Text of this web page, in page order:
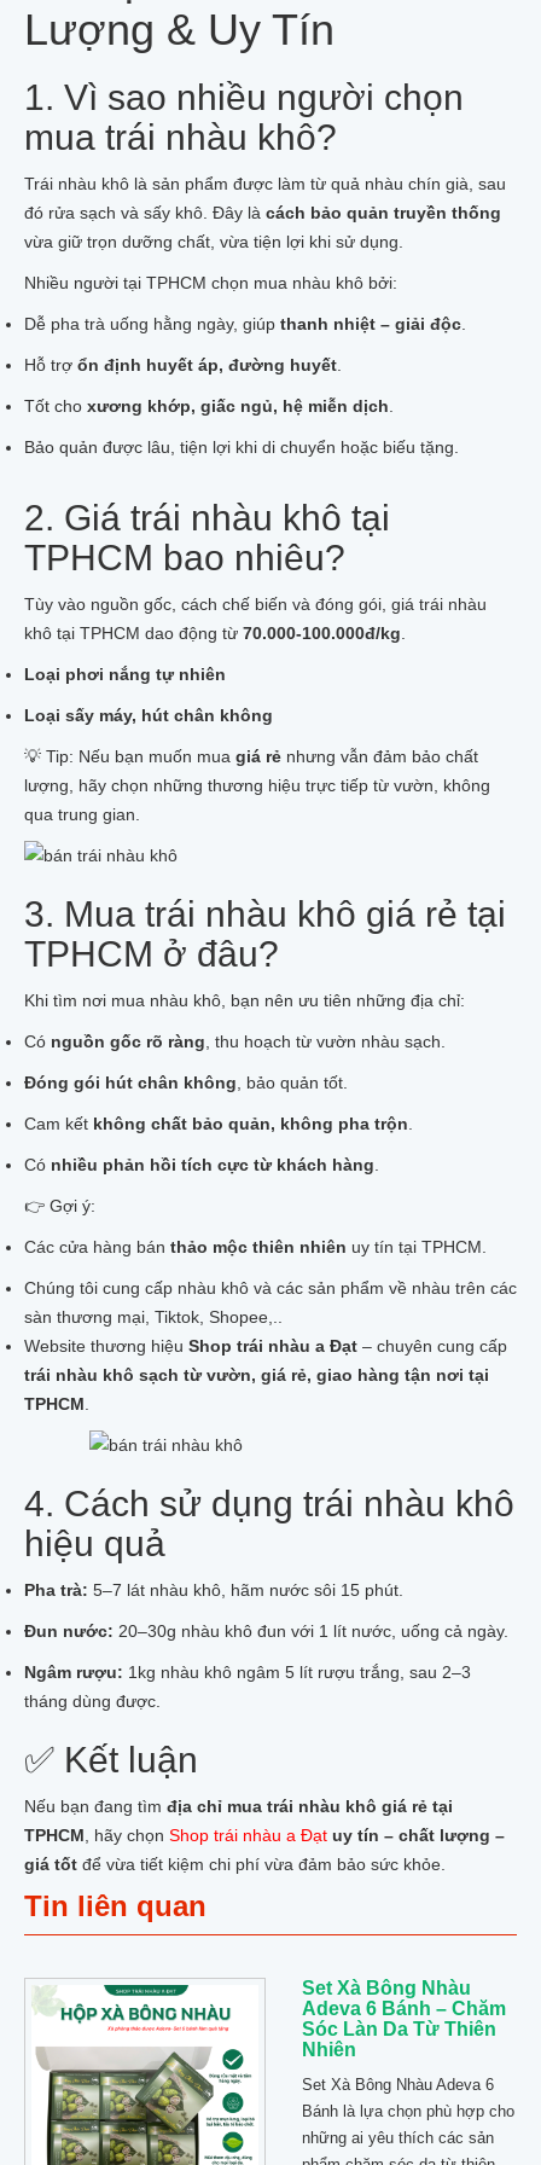
Lượng & Uy Tín
1. Vì sao nhiều người chọn
mua trái nhàu khô?
Trái nhàu khô là sản phẩm được làm từ quả nhàu chín già, sau
đó rửa sạch và sấy khô. Đây là cách bảo quản truyền thống
vừa giữ trọn dưỡng chất, vừa tiện lợi khi sử dụng.
Nhiều người tại TPHCM chọn mua nhàu khô bởi:
Dễ pha trà uống hằng ngày, giúp thanh nhiệt – giải độc
Hỗ trợ ổn định huyết áp, đường huyết
Tốt cho xương khớp, giấc ngủ, hệ miễn dịch
Bảo quản được lâu, tiện lợi khi di chuyển hoặc biếu tặng.
2. Giá trái nhàu khô tại
TPHCM bao nhiêu?
Tùy vào nguồn gốc, cách chế biến và đóng gói, giá trái nhàu
khô tại TPHCM dao động từ 70.000-100.000đ/kg
Loại phơi nắng tự nhiên
Loại sấy máy, hút chân không
💡 Tip: Nếu bạn muốn mua giá rẻ nhưng vẫn đảm bảo chất
lượng, hãy chọn những thương hiệu trực tiếp từ vườn, không
qua trung gian.
3. Mua trái nhàu khô giá rẻ tại
TPHCM ở đâu?
Khi tìm nơi mua nhàu khô, bạn nên ưu tiên những địa chỉ:
Có nguồn gốc rõ ràng , thu hoạch từ vườn nhàu sạch.
Đóng gói hút chân không , bảo quản tốt.
Cam kết không chất bảo quản, không pha trộn
Có nhiều phản hồi tích cực từ khách hàng
👉 Gợi ý:
Các cửa hàng bán thảo mộc thiên nhiên uy tín tại TPHCM.
Chúng tôi cung cấp nhàu khô và các sản phẩm về nhàu trên các
sàn thương mại, Tiktok, Shopee,..
Website thương hiệu Shop trái nhàu a Đạt – chuyên cung cấp
trái nhàu khô sạch từ vườn, giá rẻ, giao hàng tận nơi tại
TPHCM
4. Cách sử dụng trái nhàu khô
hiệu quả
Pha trà: 5–7 lát nhàu khô, hãm nước sôi 15 phút.
Đun nước: 20–30g nhàu khô đun với 1 lít nước, uống cả ngày.
Ngâm rượu: 1kg nhàu khô ngâm 5 lít rượu trắng, sau 2–3
tháng dùng được.
✅ Kết luận
Nếu bạn đang tìm địa chỉ mua trái nhàu khô giá rẻ tại
TPHCM , hãy chọn Shop trái nhàu a Đạt uy tín – chất lượng –
giá tốt để vừa tiết kiệm chi phí vừa đảm bảo sức khỏe.
Tin liên quan
Set Xà Bông Nhàu
Adeva 6 Bánh – Chăm
Sóc Làn Da Từ Thiên
Nhiên
Set Xà Bông Nhàu Adeva 6
Bánh là lựa chọn phù hợp cho
những ai yêu thích các sản